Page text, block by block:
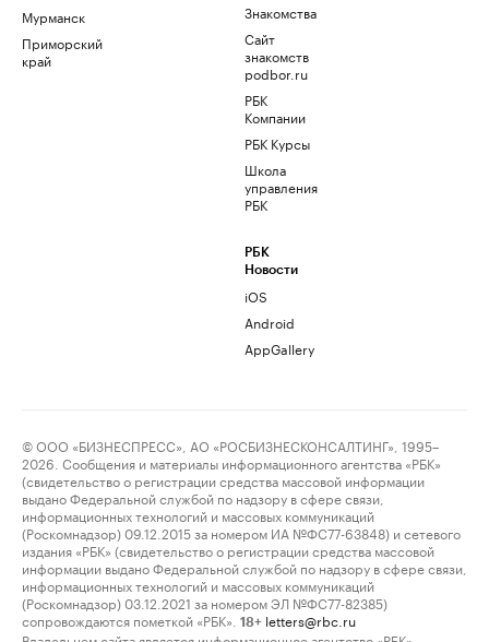
Мурманск
Приморский
край
Знакомства
Сайт
знакомств
podbor.ru
РБК
Компании
РБК Курсы
Школа
управления
РБК
РБК
Новости
iOS
Android
AppGallery
© ООО «БИЗНЕСПРЕСС», АО «РОСБИЗНЕСКОНСАЛТИНГ», 1995–
2026. Сообщения и материалы информационного агентства «РБК»
(свидетельство о регистрации средства массовой информации
выдано Федеральной службой по надзору в сфере связи,
информационных технологий и массовых коммуникаций
(Роскомнадзор) 09.12.2015 за номером ИА №ФС77-63848) и сетевого
издания «РБК» (свидетельство о регистрации средства массовой
информации выдано Федеральной службой по надзору в сфере связи,
информационных технологий и массовых коммуникаций
(Роскомнадзор) 03.12.2021 за номером ЭЛ №ФС77-82385)
сопровождаются пометкой «РБК».
18+ letters@rbc.ru